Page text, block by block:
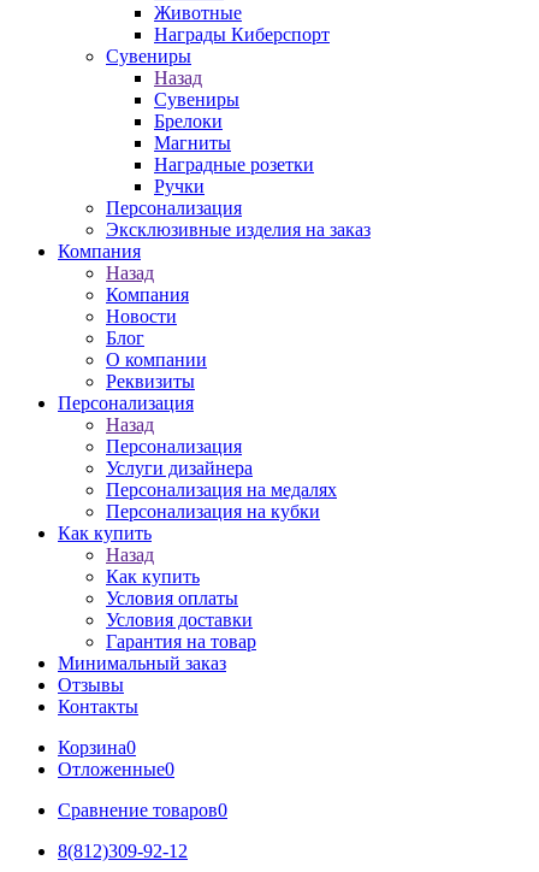
Животные
Награды Киберспорт
Сувениры
Назад
Сувениры
Брелоки
Магниты
Наградные розетки
Ручки
Персонализация
Эксклюзивные изделия на заказ
Компания
Назад
Компания
Новости
Блог
О компании
Реквизиты
Персонализация
Назад
Персонализация
Услуги дизайнера
Персонализация на медалях
Персонализация на кубки
Как купить
Назад
Как купить
Условия оплаты
Условия доставки
Гарантия на товар
Минимальный заказ
Отзывы
Контакты
Корзина0
Отложенные0
Сравнение товаров0
8(812)309-92-12